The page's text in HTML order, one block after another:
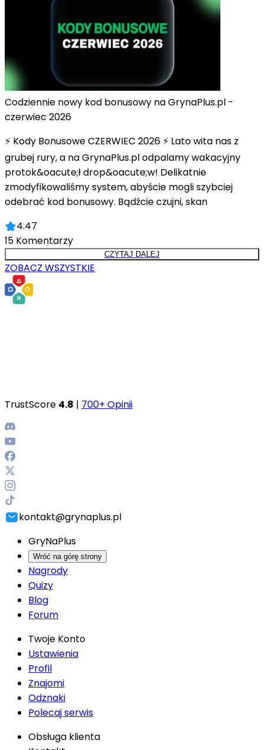
Codziennie nowy kod bonusowy na GrynaPlus.pl -
czerwiec 2026
⚡ Kody Bonusowe CZERWIEC 2026 ⚡ Lato wita nas z
grubej rury, a na GrynaPlus.pl odpalamy wakacyjny
protok&oacute;ł drop&oacute;w! Delikatnie
zmodyfikowaliśmy system, abyście mogli szybciej
odebrać kod bonusowy. Bądźcie czujni, skan
4.47
15 Komentarzy
CZYTAJ DALEJ
ZOBACZ WSZYSTKIE
TrustScore 4.8 | 700+ Opinii
kontakt@grynaplus.pl
GryNaPlus
Wróć na górę strony
Nagrody
Quizy
Blog
Forum
Twoje Konto
Ustawienia
Profil
Znajomi
Odznaki
Polecaj serwis
Obsługa klienta